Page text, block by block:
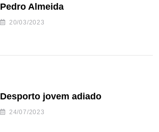
Pedro Almeida
20/03/2023
Desporto jovem adiado
24/07/2023